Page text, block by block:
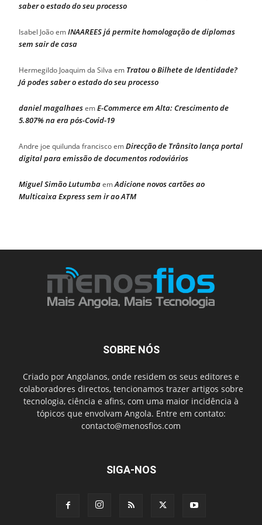
saber o estado do seu processo
Isabel JoãoemINAAREES já permite homologação de diplomas
sem sair de casa
Hermegildo Joaquim da Silva em Tratou o Bilhete de Identidade?
Já podes saber o estado do seu processo
daniel magalhaesemE-Commerce em Alta: Crescimento de
5.807% na era pós-Covid-19
Andre joe quilunda franciscoemDirecção de Trânsito lança portal
digital para emissão de documentos rodoviários
Miguel Simão LutumbaemAdicione novos cartões ao
Multicaixa Express sem ir ao ATM
SOBRE NÓS
Criado por Angolanos, onde residem os seus editores e
colaboradores directos, tencionamos trazer artigos sobre
tecnologia, ciência e afins, com uma maior incidência à
tópicos que envolvam Angola. Entre em contato:
contacto@menosfios.com
SIGA-NOS